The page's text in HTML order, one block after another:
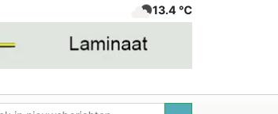
13.4 ℃